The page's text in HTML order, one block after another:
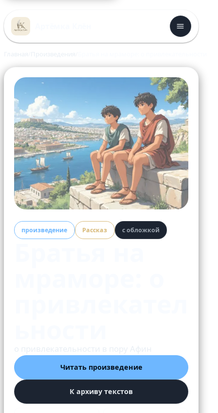
к
содержимому
произведение Рассказ с обложкой
Читать произведение
К архиву текстов